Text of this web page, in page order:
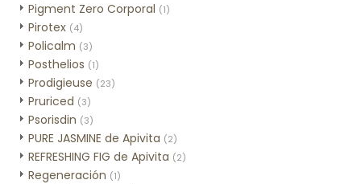
Pigment Zero Corporal (1)
Pirotex (4)
Policalm (3)
Posthelios (1)
Prodigieuse (23)
Pruriced (3)
Psorisdin (3)
PURE JASMINE de Apivita (2)
REFRESHING FIG de Apivita (2)
Regeneración (1)